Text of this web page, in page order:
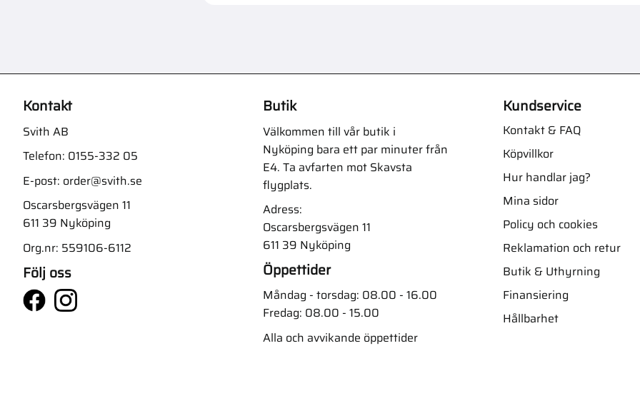
Kontakt
Svith AB
Telefon: 0155-332 05
E-post: order@svith.se
Oscarsbergsvägen 11
611 39 Nyköping
Org.nr: 559106-6112
Följ oss
Butik
Välkommen till vår butik i
Nyköping bara ett par minuter från
E4. Ta avfarten mot Skavsta
flygplats.
Adress:
Oscarsbergsvägen 11
611 39 Nyköping
Öppettider
Måndag - torsdag: 08.00 - 16.00
Fredag: 08.00 - 15.00
Alla och avvikande öppettider
Kundservice
Kontakt & FAQ
Köpvillkor
Hur handlar jag?
Mina sidor
Policy och cookies
Reklamation och retur
Butik & Uthyrning
Finansiering
Hållbarhet